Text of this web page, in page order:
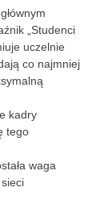
„Studenci
uczelnie
co najmniej
kadry
tego
waga